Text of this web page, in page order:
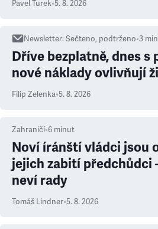
Pavel Turek•5. 8. 2026
Newsletter:Sečteno, podtrženo•3
Dříve bezplatně, dnes s
nové náklady ovlivňují
Filip Zelenka•5. 8. 2026
Zahraničí•6 minut
Noví íránští vládci jsou
jejich zabití předchůdci
neví rady
Tomáš Lindner•5. 8. 2026